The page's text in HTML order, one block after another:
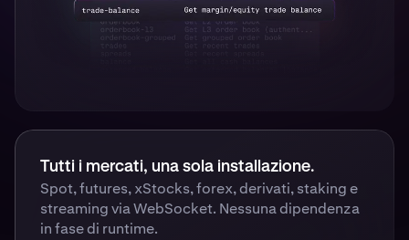
Tutti i mercati, una sola installazione.
Spot, futures, xStocks, forex, derivati, staking e
streaming via WebSocket. Nessuna dipendenza
in fase di runtime.